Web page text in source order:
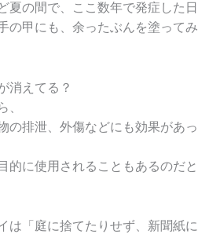
夏の間で、ここ数年で発症した日
の甲にも、余ったぶんを塗ってみ
消えてる？
、
の排泄、外傷などにも効果があっ
的に使用されることもあるのだと
は「庭に捨てたりせず、新聞紙に